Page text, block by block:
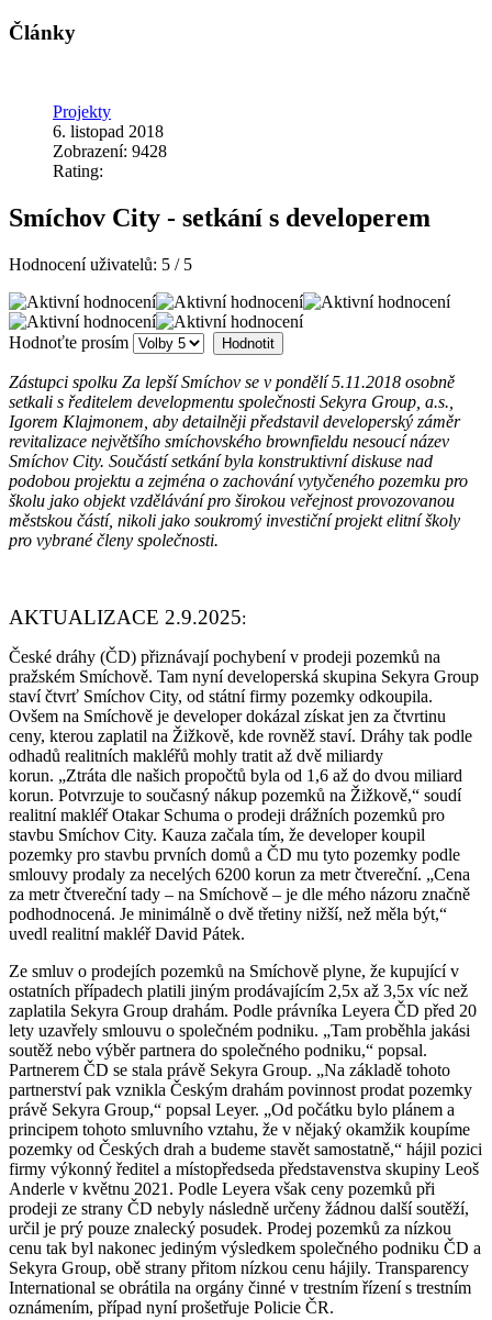
Články
Projekty
6. listopad 2018
Zobrazení: 9428
Rating:
Smíchov City - setkání s developerem
Hodnocení uživatelů: 5 / 5
Hodnoťte prosím
Zástupci spolku Za lepší Smíchov se v pondělí 5.11.2018 osobně
setkali s ředitelem developmentu společnosti Sekyra Group, a.s.,
Igorem Klajmonem, aby detailněji představil developerský záměr
revitalizace největšího smíchovského brownfieldu nesoucí název
Smíchov City. Součástí setkání byla konstruktivní diskuse nad
podobou projektu a zejména o zachování vytyčeného pozemku pro
školu jako objekt vzdělávání pro širokou veřejnost provozovanou
městskou částí, nikoli jako soukromý investiční projekt elitní školy
pro vybrané členy společnosti.
AKTUALIZACE 2.9.2025:
České dráhy (ČD) přiznávají pochybení v prodeji pozemků na
pražském Smíchově. Tam nyní developerská skupina Sekyra Group
staví čtvrť Smíchov City, od státní firmy pozemky odkoupila.
Ovšem na Smíchově je developer dokázal získat jen za čtvrtinu
ceny, kterou zaplatil na Žižkově, kde rovněž staví. Dráhy tak podle
odhadů realitních makléřů mohly tratit až dvě miliardy
korun. „Ztráta dle našich propočtů byla od 1,6 až do dvou miliard
korun. Potvrzuje to současný nákup pozemků na Žižkově,“ soudí
realitní makléř Otakar Schuma o prodeji drážních pozemků pro
stavbu Smíchov City. Kauza začala tím, že developer koupil
pozemky pro stavbu prvních domů a ČD mu tyto pozemky podle
smlouvy prodaly za necelých 6200 korun za metr čtvereční. „Cena
za metr čtvereční tady – na Smíchově – je dle mého názoru značně
podhodnocená. Je minimálně o dvě třetiny nižší, než měla být,“
uvedl realitní makléř David Pátek.
Ze smluv o prodejích pozemků na Smíchově plyne, že kupující v
ostatních případech platili jiným prodávajícím 2,5x až 3,5x víc než
zaplatila Sekyra Group drahám. Podle právníka Leyera ČD před 20
lety uzavřely smlouvu o společném podniku. „Tam proběhla jakási
soutěž nebo výběr partnera do společného podniku,“ popsal.
Partnerem ČD se stala právě Sekyra Group. „Na základě tohoto
partnerství pak vznikla Českým drahám povinnost prodat pozemky
právě Sekyra Group,“ popsal Leyer. „Od počátku bylo plánem a
principem tohoto smluvního vztahu, že v nějaký okamžik koupíme
pozemky od Českých drah a budeme stavět samostatně,“ hájil pozici
firmy výkonný ředitel a místopředseda představenstva skupiny Leoš
Anderle v květnu 2021. Podle Leyera však ceny pozemků při
prodeji ze strany ČD nebyly následně určeny žádnou další soutěží,
určil je prý pouze znalecký posudek. Prodej pozemků za nízkou
cenu tak byl nakonec jediným výsledkem společného podniku ČD a
Sekyra Group, obě strany přitom nízkou cenu hájily. Transparency
International se obrátila na orgány činné v trestním řízení s trestním
oznámením, případ nyní prošetřuje Policie ČR.